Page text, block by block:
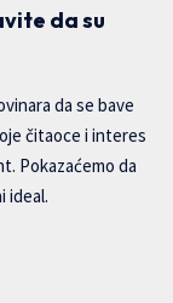
da su
da se bave
čitaoce i interes
Pokazaćemo da
ideal.